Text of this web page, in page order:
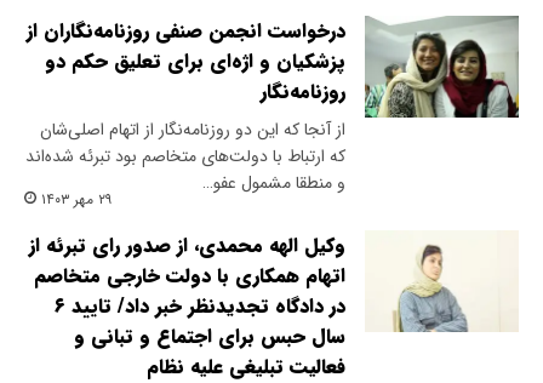
درخواست انجمن صنفی روزنامه‌نگاران از
پزشکیان و اژه‌ای برای تعلیق حکم دو
روزنامه‌نگار
از آنجا که این دو روزنامه‌نگار از اتهام اصلی‌شان
که ارتباط با دولت‌های متخاصم بود تبرئه شده‌اند
و منطقا مشمول عفو…
۲۹ مهر ۱۴۰۳
وکیل الهه محمدی، از صدور رای تبرئه از
اتهام همکاری با دولت خارجی متخاصم
در دادگاه تجدیدنظر خبر داد/ تایید ۶
سال حبس برای اجتماع و تبانی و
فعالیت تبلیغی علیه نظام